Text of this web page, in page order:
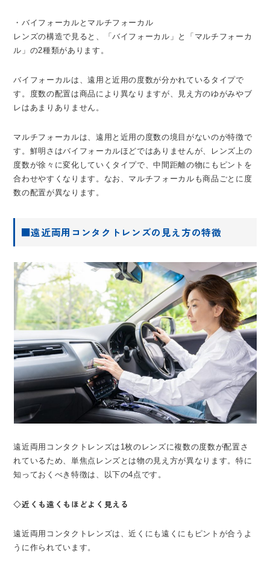
・バイフォーカルとマルチフォーカル
レンズの構造で見ると、「バイフォーカル」と「マルチフォーカ
ル」の2種類があります。
バイフォーカルは、遠用と近用の度数が分かれているタイプで
す。度数の配置は商品により異なりますが、見え方のゆがみやブ
レはあまりありません。
マルチフォーカルは、遠用と近用の度数の境目がないのが特徴で
す。鮮明さはバイフォーカルほどではありませんが、レンズ上の
度数が徐々に変化していくタイプで、中間距離の物にもピントを
合わせやすくなります。なお、マルチフォーカルも商品ごとに度
数の配置が異なります。
■遠近両用コンタクトレンズの見え方の特徴
遠近両用コンタクトレンズは1枚のレンズに複数の度数が配置さ
れているため、単焦点レンズとは物の見え方が異なります。特に
知っておくべき特徴は、以下の4点です。
◇近くも遠くもほどよく見える
遠近両用コンタクトレンズは、近くにも遠くにもピントが合うよ
うに作られています。